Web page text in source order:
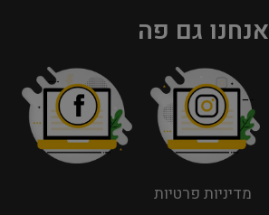
אנחנו גם פה
מדיניות פרטיות